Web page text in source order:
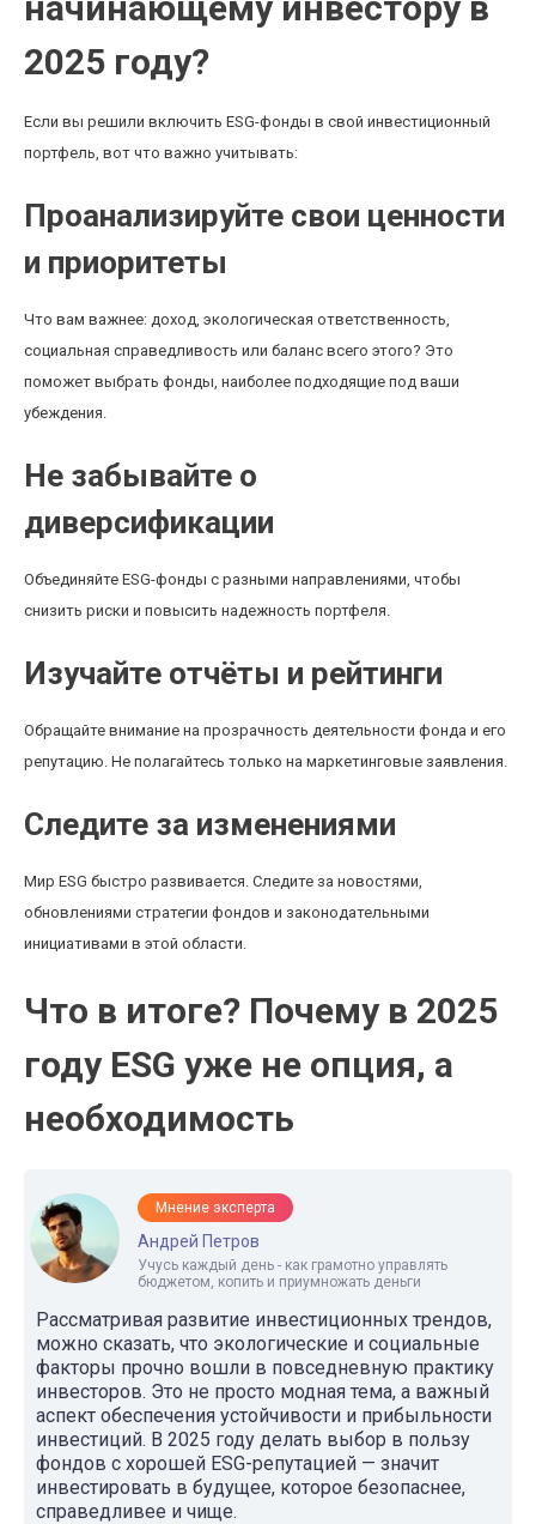
2025 году?
Если вы решили включить ESG-фонды в свой инвестиционный
портфель, вот что важно учитывать:
Проанализируйте свои ценности
и приоритеты
Что вам важнее: доход, экологическая ответственность,
социальная справедливость или баланс всего этого? Это
поможет выбрать фонды, наиболее подходящие под ваши
убеждения.
Не забывайте о
диверсификации
Объединяйте ESG-фонды с разными направлениями, чтобы
снизить риски и повысить надежность портфеля.
Изучайте отчёты и рейтинги
Обращайте внимание на прозрачность деятельности фонда и его
репутацию. Не полагайтесь только на маркетинговые заявления.
Следите за изменениями
Мир ESG быстро развивается. Следите за новостями,
обновлениями стратегии фондов и законодательными
инициативами в этой области.
Что в итоге? Почему в 2025
году ESG уже не опция, а
необходимость
Мнение эксперта
Андрей Петров
Учусь каждый день - как грамотно управлять
бюджетом, копить и приумножать деньги
Рассматривая развитие инвестиционных трендов,
можно сказать, что экологические и социальные
факторы прочно вошли в повседневную практику
инвесторов. Это не просто модная тема, а важный
аспект обеспечения устойчивости и прибыльности
инвестиций. В 2025 году делать выбор в пользу
фондов с хорошей ESG-репутацией — значит
инвестировать в будущее, которое безопаснее,
справедливее и чище.